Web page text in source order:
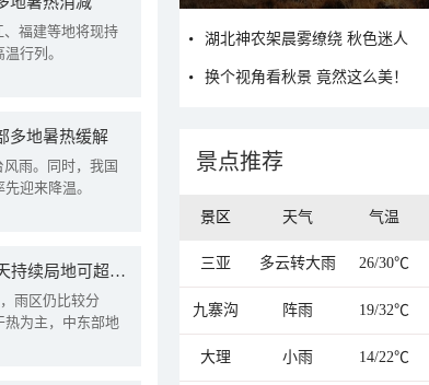
、福建等地将现持
行列。
多地暑热缓解
雨。同时，我国
迎来降温。
我国降雨强度进一步减弱 中东部大范围桑拿天持续局地可超38℃
雨区仍比较分
热为主，中东部地
湖北神农架晨雾缭绕 秋色迷人
换个视角看秋景 竟然这么美！
景点推荐
景区 天气 气温
三亚 多云转大雨 26/30℃
九寨沟 阵雨 19/32℃
大理 小雨 14/22℃